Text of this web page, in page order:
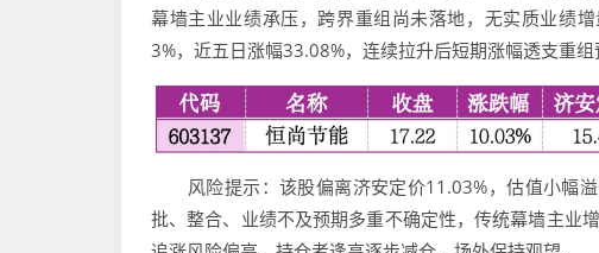
幕墙主业业绩承压，跨界重组尚未落地，无实质业绩
3%，近五日涨幅33.08%，连续拉升后短期涨幅透支重组
风险提示：该股偏离济安定价11.03%，估值小幅溢
批、整合、业绩不及预期多重不确定性，传统幕墙主业